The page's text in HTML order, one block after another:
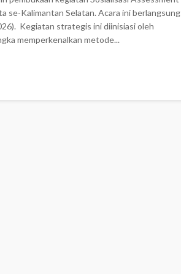
se-Kalimantan Selatan. Acara ini berlangsung
‎​Kegiatan strategis ini diinisiasi oleh
memperkenalkan metode...